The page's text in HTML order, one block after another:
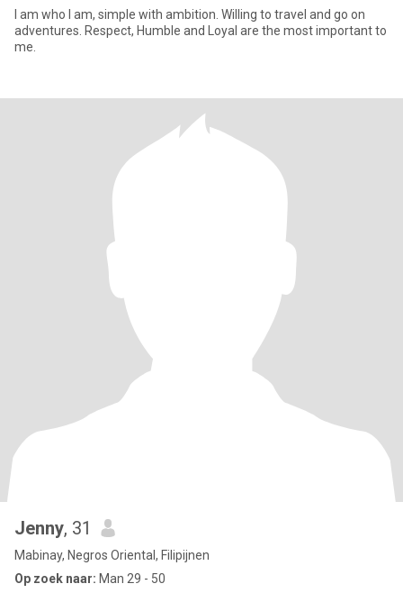
I am who I am, simple with ambition. Willing to travel and go on
adventures. Respect, Humble and Loyal are the most important to
me.
Jenny, 31
Mabinay, Negros Oriental, Filipijnen
Op zoek naar: Man 29 - 50